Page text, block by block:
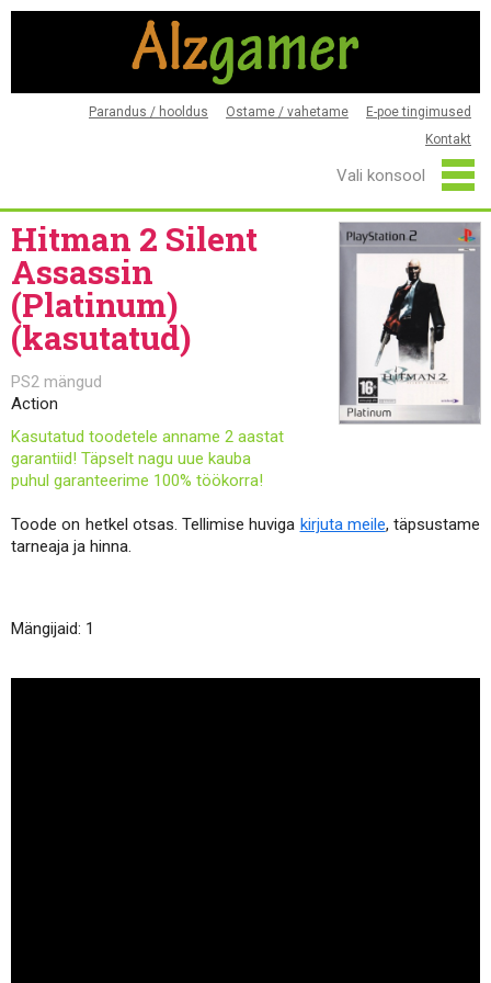
Parandus / hooldus Ostame / vahetame
E-poe tingimused
Kontakt
Hitman 2 Silent
Assassin
(Platinum)
(kasutatud)
PS2 mängud
Action
Kasutatud toodetele anname 2 aastat
garantiid! Täpselt nagu uue kauba
puhul garanteerime 100% töökorra!
Toode on hetkel otsas. Tellimise huviga kirjuta meile, täpsustame
tarneaja ja hinna.
Mängijaid: 1